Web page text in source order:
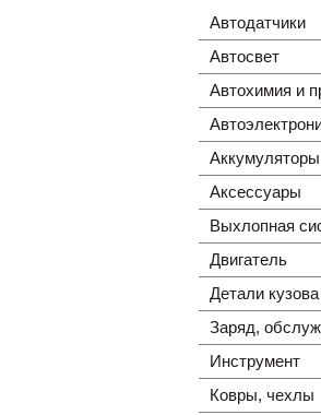
Автодатчики
Автосвет
Автохимия и
Аккумуляторы
Аксессуары
Выхлопная
Двигатель
Детали кузова
Заряд,
Инструмент
Ковры, чехлы